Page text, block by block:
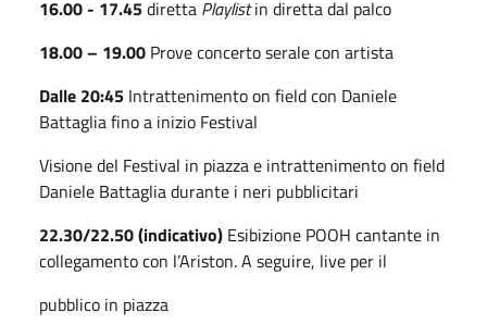
16.00 - 17.45diretta Playlistin diretta dal palco
18.00 – 19.00 Prove concerto serale con artista
Dalle 20:45 Intrattenimento on field con Daniele
Battaglia fino a inizio Festival
Visione del Festival in piazza e intrattenimento on field
Daniele Battaglia durante i neri pubblicitari
22.30/22.50 (indicativo) Esibizione POOH cantante in
collegamento con l’Ariston. A seguire, live per il
pubblico in piazza